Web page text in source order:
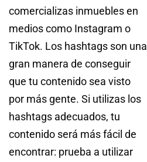
comercializas inmuebles en
medios como Instagram o
TikTok. Los hashtags son una
gran manera de conseguir
que tu contenido sea visto
por más gente. Si utilizas los
hashtags adecuados, tu
contenido será más fácil de
encontrar: prueba a utilizar